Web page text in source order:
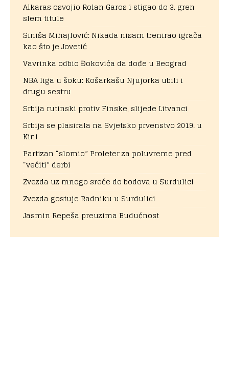
Alkaras osvojio Rolan Garos i stigao do 3. gren
slem titule
Siniša Mihajlović: Nikada nisam trenirao igrača
kao što je Jovetić
Vavrinka odbio Đokovića da dođe u Beograd
NBA liga u šoku: Košarkašu Njujorka ubili i
drugu sestru
Srbija rutinski protiv Finske, slijede Litvanci
Srbija se plasirala na Svjetsko prvenstvo 2019. u
Kini
Partizan “slomio” Proleter za poluvreme pred
“večiti” derbi
Zvezda uz mnogo sreće do bodova u Surdulici
Zvezda gostuje Radniku u Surdulici
Jasmin Repeša preuzima Budućnost